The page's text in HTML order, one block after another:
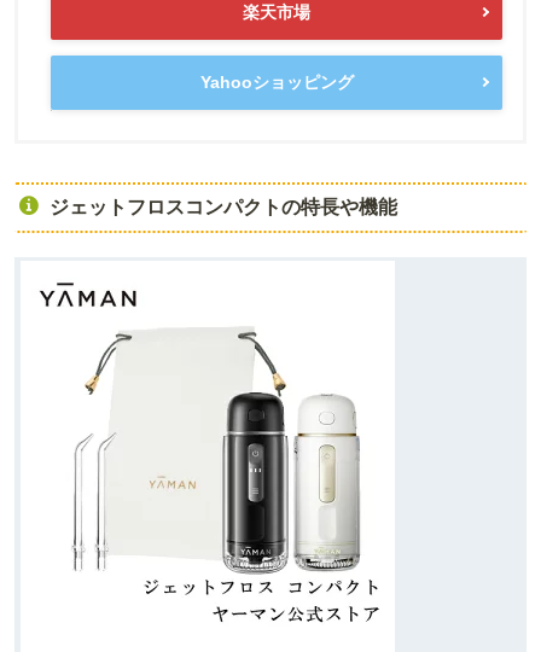
楽天市場
Yahooショッピング
ジェットフロスコンパクトの特長や機能